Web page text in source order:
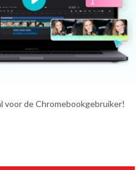
voor de Chromebookgebruiker!